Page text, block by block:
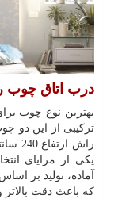
درب اتاق چوب
بهترین نوع چوب
ترکیبی از این دو
یکی از مزایای
آماده، تولید بر
که باعث دقت